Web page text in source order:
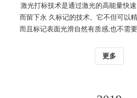
激光打标技术是通过激光的高能量快
而留下永 久标记的技术。它不但可以
而且标记表面光滑自然有质感;也不需
面，不受表面凹凸的影响，对大小不
记；激光打标机价格虽然高于传统标
更多